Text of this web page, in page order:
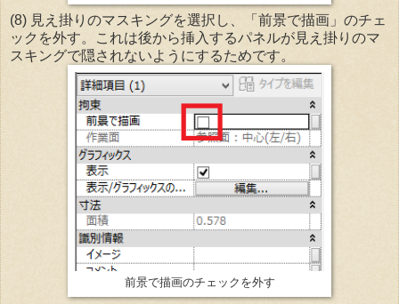
(8) 見え掛りのマスキングを選択し、「前景で描画」のチェ
ックを外す。これは後から挿入するパネルが見え掛りのマ
スキングで隠されないようにするためです。
前景で描画のチェックを外す